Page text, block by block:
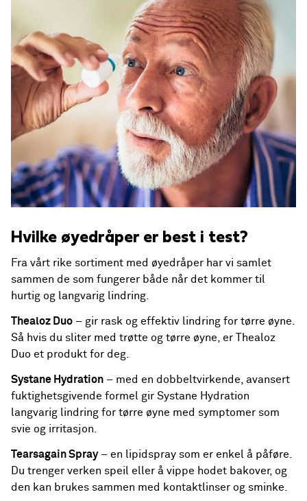
Hvilke øyedråper er best i test?
Fra vårt rike sortiment med øyedråper har vi samlet
sammen de som fungerer både når det kommer til
hurtig og langvarig lindring.
Thealoz Duo – gir rask og effektiv lindring for tørre øyne.
Så hvis du sliter med trøtte og tørre øyne, er Thealoz
Duo et produkt for deg.
Systane Hydration – med en dobbeltvirkende, avansert
fuktighetsgivende formel gir Systane Hydration
langvarig lindring for tørre øyne med symptomer som
svie og irritasjon.
Tearsagain Spray– en lipidspray som er enkel å påføre.
Du trenger verken speil eller å vippe hodet bakover, og
den kan brukes sammen med kontaktlinser og sminke.